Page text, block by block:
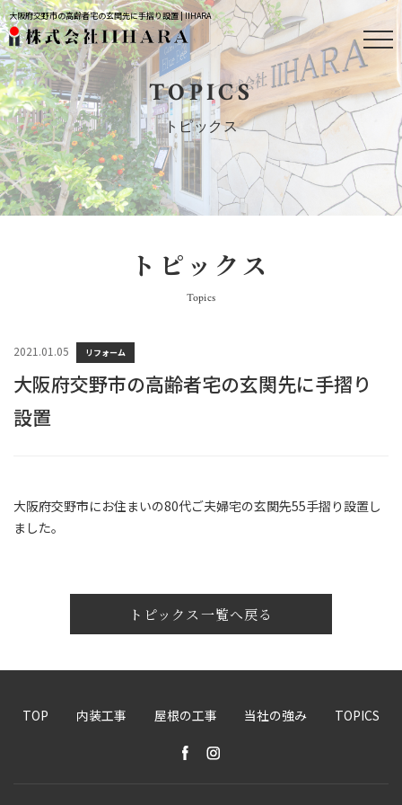
大阪府交野市の高齢者宅の玄関先に手摺り設置 | IIHARA
TOPICS
トピックス
トピックス
Topics
2021.01.05 リフォーム
大阪府交野市の高齢者宅の玄関先に手摺り
設置
大阪府交野市にお住まいの80代ご夫婦宅の玄関先55手摺り設置し
ました。
トピックス一覧へ戻る
TOP 内装工事 屋根の工事 当社の強み TOPICS